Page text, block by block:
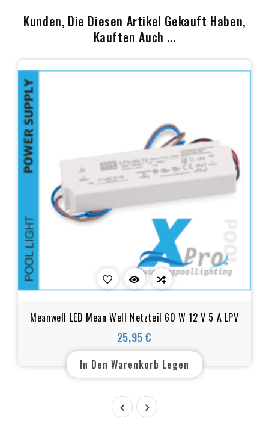
Kunden, Die Diesen Artikel Gekauft Haben,
Kauften Auch ...
Meanwell LED Mean Well Netzteil 60 W 12 V 5 A LPV
25,95 €
Preis
In Den Warenkorb Legen
 